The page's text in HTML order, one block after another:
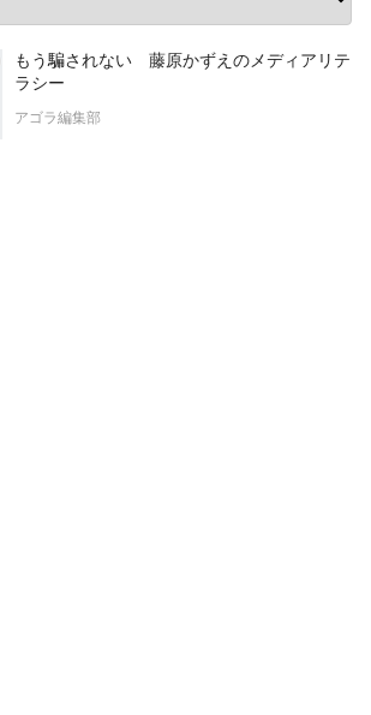
もう騙されない 藤原かずえのメディアリテ
ラシー
アゴラ編集部